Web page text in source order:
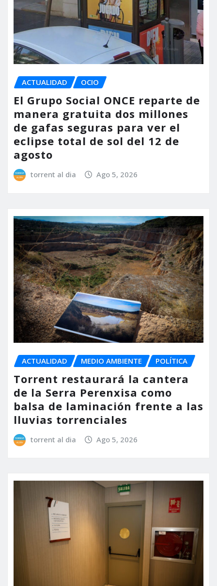
ACTUALIDAD OCIO
El Grupo Social ONCE reparte de
manera gratuita dos millones
de gafas seguras para ver el
eclipse total de sol del 12 de
agosto
torrent al dia Ago 5, 2026
ACTUALIDAD MEDIO AMBIENTE POLÍTICA
Torrent restaurará la cantera
de la Serra Perenxisa como
balsa de laminación frente a las
lluvias torrenciales
torrent al dia Ago 5, 2026